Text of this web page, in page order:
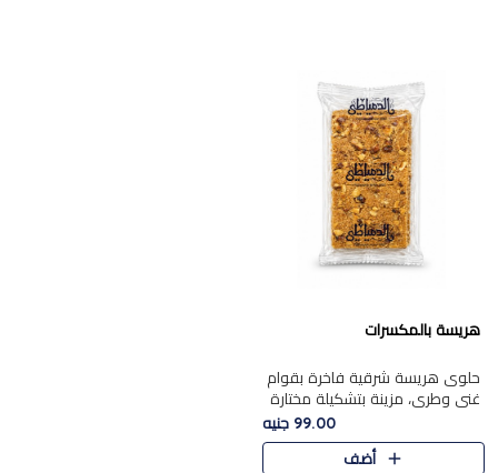
هريسة بالمكسرات
حلوى هريسة شرقية فاخرة بقوام
غني وطري، مزينة بتشكيلة مختارة
من المكسرات الفاخرة التي تضيف
قرمشة مميزة ونكهة غنية في كل
قطعة. تجمع بين المذاق..
99.00 جنيه
أضف